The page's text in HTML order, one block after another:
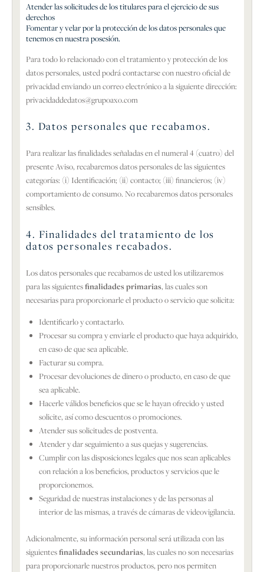
Atender las solicitudes de los titulares para el ejercicio de sus
derechos
Fomentar y velar por la protección de los datos personales que
tenemos en nuestra posesión.
Para todo lo relacionado con el tratamiento y protección de los
datos personales, usted podrá contactarse con nuestro oficial de
privacidad enviando un correo electrónico a la siguiente dirección:
privacidaddedatos@grupoaxo.com
3. Datos personales que recabamos.
Para realizar las finalidades señaladas en el numeral 4 (cuatro) del
presente Aviso, recabaremos datos personales de las siguientes
categorías: (i) Identificación; (ii) contacto; (iii) financieros; (iv)
comportamiento de consumo. No recabaremos datos personales
sensibles.
4. Finalidades del tratamiento de los
datos personales recabados.
Los datos personales que recabamos de usted los utilizaremos
para las siguientesfinalidades primarias, las cuales son
necesarias para proporcionarle el producto o servicio que solicita:
Identificarlo y contactarlo.
Procesar su compra y enviarle el producto que haya adquirido,
en caso de que sea aplicable.
Facturar su compra.
Procesar devoluciones de dinero o producto, en caso de que
sea aplicable.
Hacerle válidos beneficios que se le hayan ofrecido y usted
solicite, así como descuentos o promociones.
Atender sus solicitudes de postventa.
Atender y dar seguimiento a sus quejas y sugerencias.
Cumplir con las disposiciones legales que nos sean aplicables
con relación a los beneficios, productos y servicios que le
proporcionemos.
Seguridad de nuestras instalaciones y de las personas al
interior de las mismas, a través de cámaras de videovigilancia.
Adicionalmente, su información personal será utilizada con las
siguientesfinalidades secundarias, las cuales no son necesarias
para proporcionarle nuestros productos, pero nos permiten